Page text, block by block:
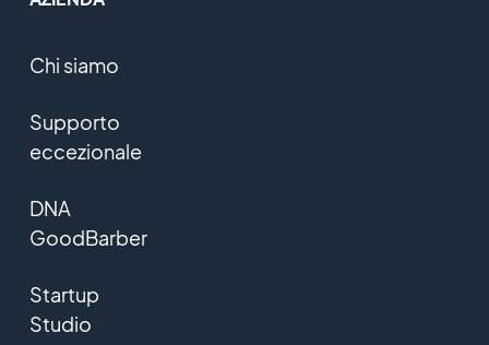
Chi siamo
Supporto
eccezionale
DNA
GoodBarber
Startup
Studio